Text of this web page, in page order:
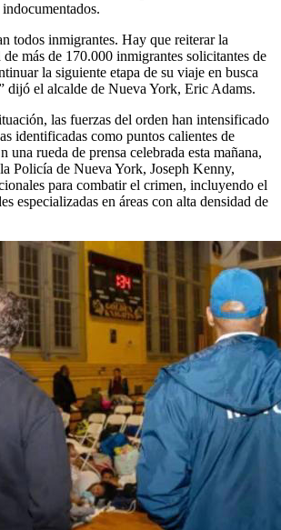
todos inmigrantes. Hay que reiterar la
más de 170.000 inmigrantes solicitantes de
la siguiente etapa de su viaje en busca
dijó el alcalde de Nueva York, Eric Adams.
las fuerzas del orden han intensificado
identificadas como puntos calientes de
una rueda de prensa celebrada esta mañana,
Policía de Nueva York, Joseph Kenny,
para combatir el crimen, incluyendo el
especializadas en áreas con alta densidad de